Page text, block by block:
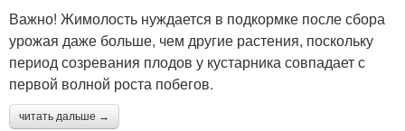
Важно! Жимолость нуждается в подкормке после сбора
урожая даже больше, чем другие растения, поскольку
период созревания плодов у кустарника совпадает с
первой волной роста побегов.
читать дальше →